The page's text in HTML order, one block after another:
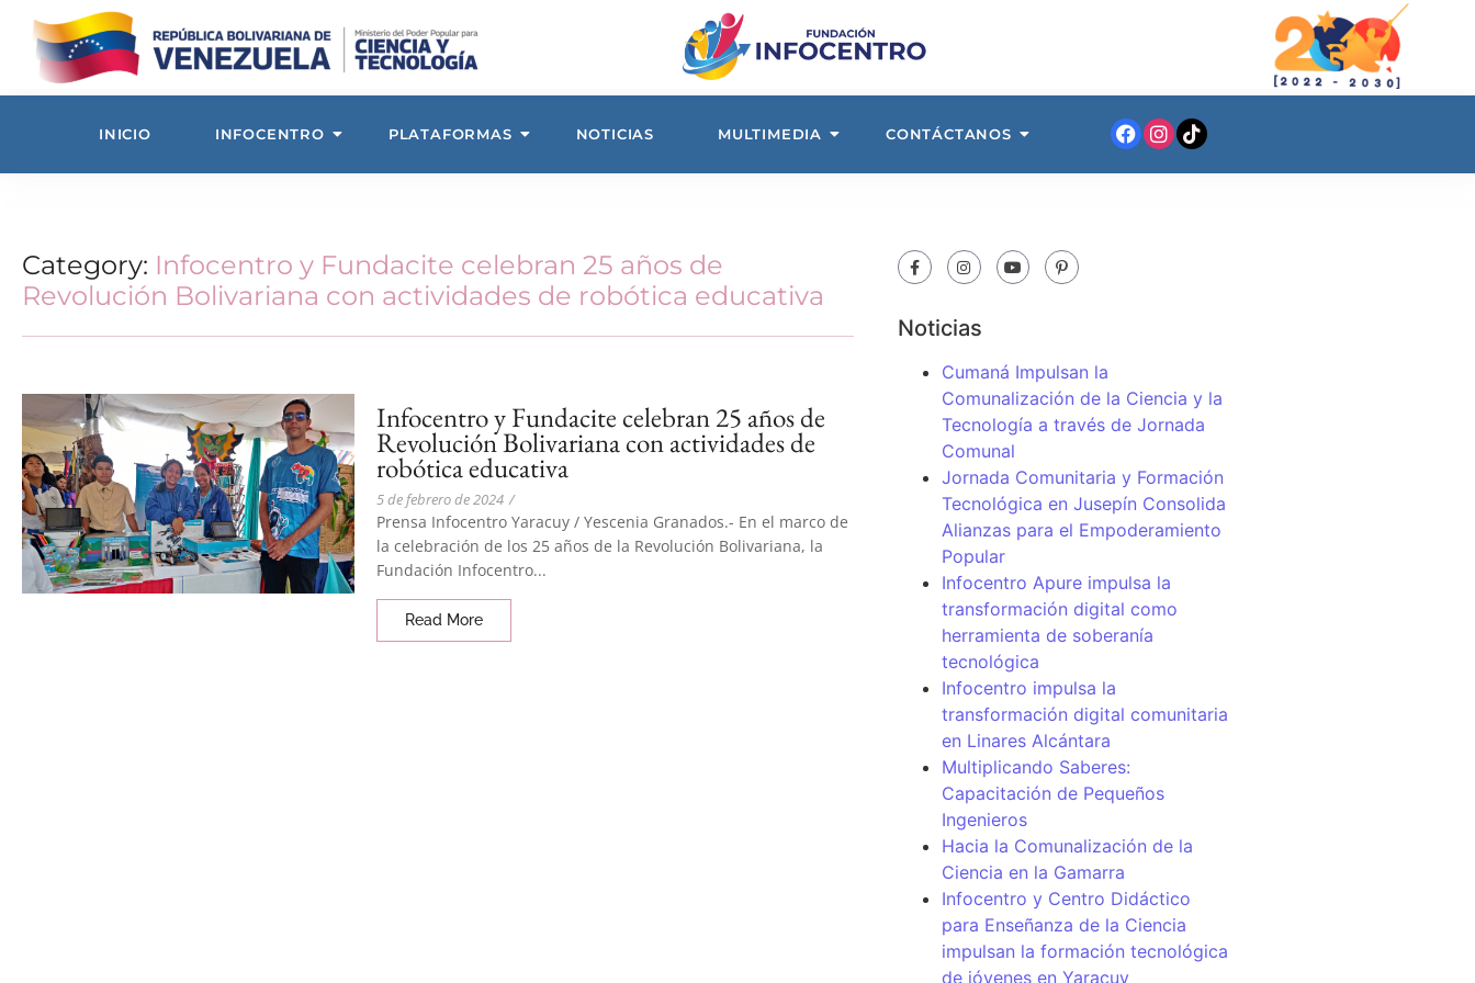
INICIO INFOCENTRO PLATAFORMAS NOTICIAS MULTIMEDIA CONTÁCTANOS
Category: Infocentro y Fundacite celebran 25 años de
Revolución Bolivariana con actividades de robótica educativa
Infocentro y Fundacite celebran 25 años de
Revolución Bolivariana con actividades de
robótica educativa
5 de febrero de 2024 /
Prensa Infocentro Yaracuy / Yescenia Granados.- En el marco de
la celebración de los 25 años de la Revolución Bolivariana, la
Fundación Infocentro...
Read More
Noticias
Cumaná Impulsan la
Comunalización de la Ciencia y la
Tecnología a través de Jornada
Comunal
Jornada Comunitaria y Formación
Tecnológica en Jusepín Consolida
Alianzas para el Empoderamiento
Popular
Infocentro Apure impulsa la
transformación digital como
herramienta de soberanía
tecnológica
Infocentro impulsa la
transformación digital comunitaria
en Linares Alcántara
Multiplicando Saberes:
Capacitación de Pequeños
Ingenieros
Hacia la Comunalización de la
Ciencia en la Gamarra
Infocentro y Centro Didáctico
para Enseñanza de la Ciencia
impulsan la formación tecnológica
de jóvenes en Yaracuy